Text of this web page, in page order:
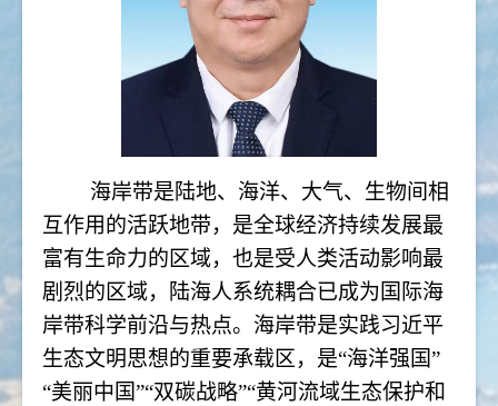
海岸带是陆地、海洋、大气、生物间相
互作用的活跃地带，是全球经济持续发展最
富有生命力的区域，也是受人类活动影响最
剧烈的区域，陆海人系统耦合已成为国际海
岸带科学前沿与热点。海岸带是实践习近平
生态文明思想的重要承载区，是“海洋强国”
“美丽中国”“双碳战略”“黄河流域生态保护和